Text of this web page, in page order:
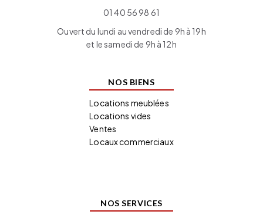
01 40 56 98 61
Ouvert du lundi au vendredi de 9h à 19h
et le samedi de 9h à 12h
NOS BIENS
Locations meublées
Locations vides
Ventes
Locaux commerciaux
NOS SERVICES